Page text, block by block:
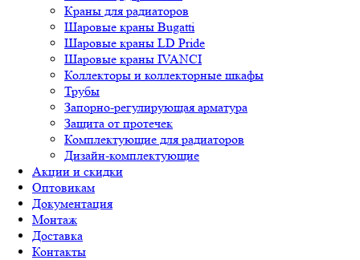
Краны для радиаторов
Шаровые краны Bugatti
Шаровые краны LD Pride
Шаровые краны IVANCI
Коллекторы и коллекторные шкафы
Трубы
Запорно-регулирующая арматура
Защита от протечек
Комплектующие для радиаторов
Дизайн-комплектующие
Акции и скидки
Оптовикам
Документация
Монтаж
Доставка
Контакты